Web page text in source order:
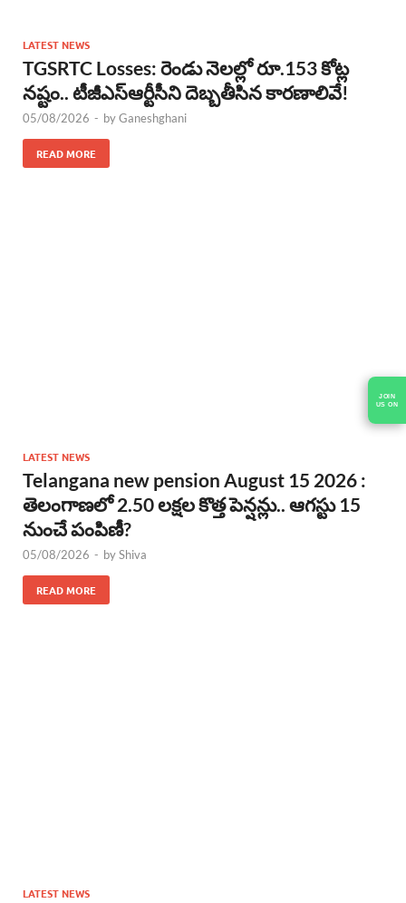
LATEST NEWS
TGSRTC Losses: రెండు నెలల్లో రూ.153 కోట్ల
నష్టం.. టీజీఎస్ఆర్టీసీని దెబ్బతీసిన కారణాలివే!
05/08/2026 - byGaneshghani
READ MORE
LATEST NEWS
Telangana new pension August 15 2026 :
తెలంగాణలో 2.50 లక్షల కొత్త పెన్షన్లు.. ఆగస్టు 15
నుంచే పంపిణీ?
05/08/2026 - byShiva
READ MORE
LATEST NEWS